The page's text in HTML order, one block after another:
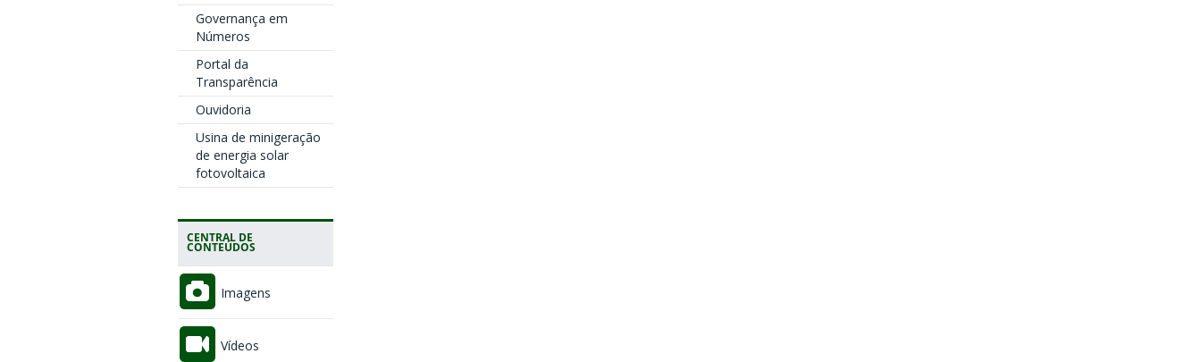
Governança em
Números
Portal da
Transparência
Ouvidoria
Usina de minigeração
de energia solar
fotovoltaica
CENTRAL DE
CONTEÚDOS
Imagens
Vídeos